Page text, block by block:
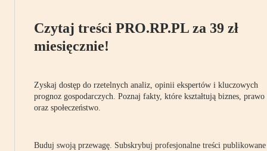
Czytaj treści PRO.RP.PL za 39 zł
miesięcznie!
Zyskaj dostęp do rzetelnych analiz, opinii ekspertów i kluczowych
prognoz gospodarczych. Poznaj fakty, które kształtują biznes, prawo
oraz społeczeństwo.
Buduj swoją przewagę. Subskrybuj profesjonalne treści publikowane